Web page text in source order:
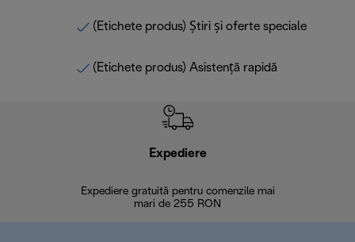
(Etichete produs) Știri și oferte speciale
(Etichete produs) Asistență rapidă
Expediere
Expediere gratuită pentru comenzile mai
mari de 255 RON